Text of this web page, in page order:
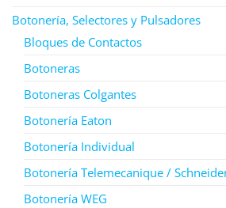
Botonería, Selectores y Pulsadores
Bloques de Contactos
Botoneras
Botoneras Colgantes
Botonería Eaton
Botonería Individual
Botonería Telemecanique /
Botonería WEG